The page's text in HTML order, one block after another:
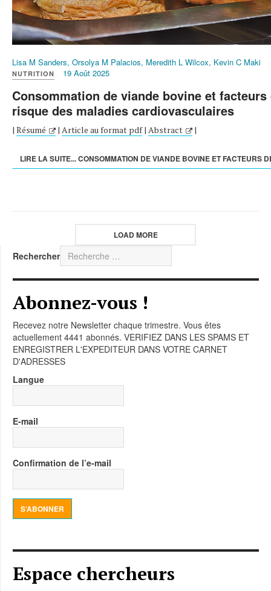
Lisa M Sanders, Orsolya M Palacios, Meredith L Wilcox, Kevin C Maki
NUTRITION 19 Août 2025
Consommation de viande bovine et facteurs
risque des maladies cardiovasculaires
| Résumé | Article au format pdf| Abstract |
LIRE LA SUITE... CONSOMMATION DE VIANDE BOVINE ET FACTEURS
LOAD MORE
Rechercher
Abonnez-vous !
Recevez notre Newsletter chaque trimestre. Vous êtes
actuellement 4441 abonnés. VERIFIEZ DANS LES SPAMS ET
ENREGISTRER L'EXPEDITEUR DANS VOTRE CARNET
D'ADRESSES
Langue
E-mail
Confirmation de l’e-mail
S’ABONNER
Espace chercheurs